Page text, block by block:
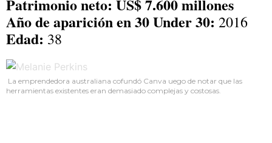
Patrimonio neto: US$ 7.600 millones
Año de aparición en 30 Under 30: 2016
Edad: 38
La emprendedora australiana cofundó Canva uego de notar que las
herramientas existentes eran demasiado complejas y costosas.